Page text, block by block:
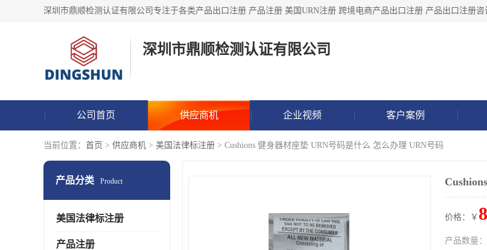
深圳市鼎顺检测认证有限公司
公司首页 供应商机 企业视频 客户案例
当前位置： 首页 > 供应商机 > 美国法律标注册 > Cushions 健身器材座垫 URN号码是什么 怎么办理 URN号码
产品分类 Product
美国法律标注册
产品注册
价格：￥
产品数量：